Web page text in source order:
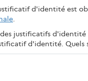
d'identité est
.
justificatifs d'identité
d'identité. Quels